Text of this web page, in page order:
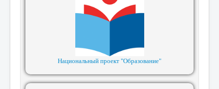
Национальный проект "Образование"